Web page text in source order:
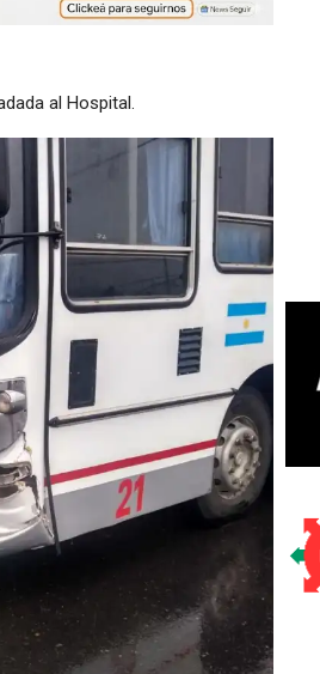
al Hospital.